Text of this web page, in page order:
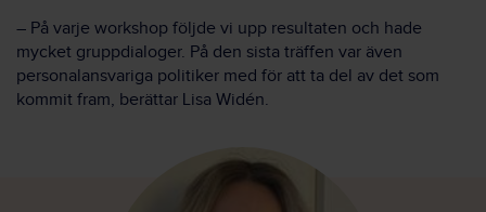
– På varje workshop följde vi upp resultaten och hade
mycket gruppdialoger. På den sista träffen var även
personalansvariga politiker med för att ta del av det som
kommit fram, berättar Lisa Widén.